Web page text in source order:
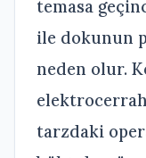
temasa
ile dokunun
neden olur.
tarzdaki